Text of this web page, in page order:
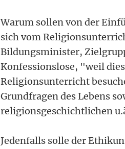
Warum sollen von der
sich vom
Bildungsminister,
Konfessionslose, "weil
Religionsunterricht
Grundfragen des Lebens
religionsgeschichtlichen
Jedenfalls solle der